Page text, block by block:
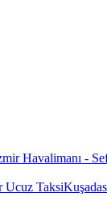
Havalimanı -
Ucuz Taksi